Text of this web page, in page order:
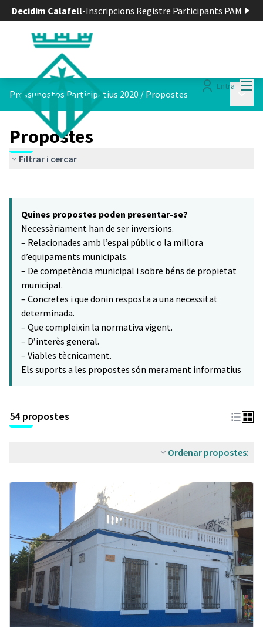
Decidim Calafell-Inscripcions Registre Participants PAM
Entra
Pressupostos Participatius 2020 / Propostes
Propostes
Filtrar i cercar
−
Quines propostes poden presentar-se?
Necessàriament han de ser inversions.
– Relacionades amb l’espai públic o la millora
d’equipaments municipals.
– De competència municipal i sobre béns de propietat
municipal.
– Concretes i que donin resposta a una necessitat
determinada.
– Que compleixin la normativa vigent.
– D’interès general.
– Viables tècnicament.
Els suports a les propostes són merament informatius
54 propostes
Ordenar propostes: